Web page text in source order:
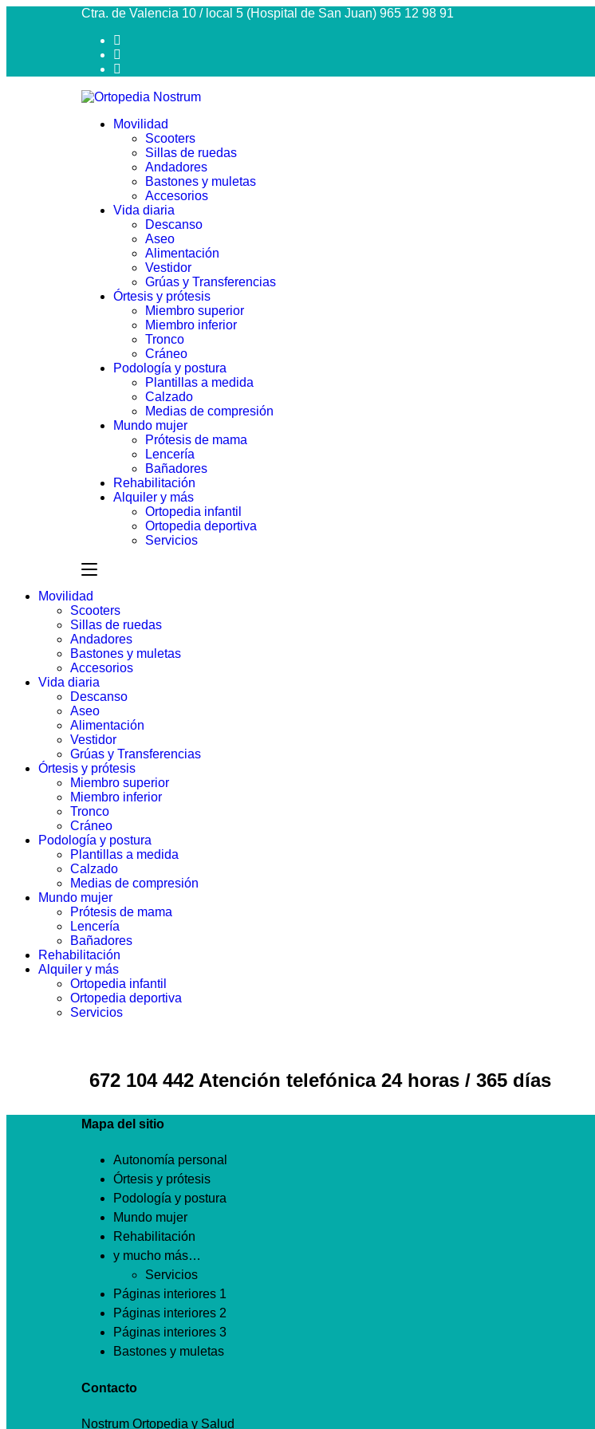
Ctra. de Valencia 10 / local 5 (Hospital de San Juan) 965 12 98 91
Movilidad
Scooters
Sillas de ruedas
Andadores
Bastones y muletas
Accesorios
Vida diaria
Descanso
Aseo
Alimentación
Vestidor
Grúas y Transferencias
Órtesis y prótesis
Miembro superior
Miembro inferior
Tronco
Cráneo
Podología y postura
Plantillas a medida
Calzado
Medias de compresión
Mundo mujer
Prótesis de mama
Lencería
Bañadores
Rehabilitación
Alquiler y más
Ortopedia infantil
Ortopedia deportiva
Servicios
Movilidad
Scooters
Sillas de ruedas
Andadores
Bastones y muletas
Accesorios
Vida diaria
Descanso
Aseo
Alimentación
Vestidor
Grúas y Transferencias
Órtesis y prótesis
Miembro superior
Miembro inferior
Tronco
Cráneo
Podología y postura
Plantillas a medida
Calzado
Medias de compresión
Mundo mujer
Prótesis de mama
Lencería
Bañadores
Rehabilitación
Alquiler y más
Ortopedia infantil
Ortopedia deportiva
Servicios
672 104 442 Atención telefónica 24 horas / 365 días
Mapa del sitio
Autonomía personal
Órtesis y prótesis
Podología y postura
Mundo mujer
Rehabilitación
y mucho más…
Servicios
Páginas interiores 1
Páginas interiores 2
Páginas interiores 3
Bastones y muletas
Contacto
Nostrum Ortopedia y Salud